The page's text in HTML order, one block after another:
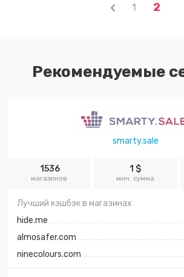
1 2
Рекомендуемые
smarty.sale
1536
магазинов
1 $
мин. сумма
Лучший кэшбэк в магазинах
hide.me
almosafer.com
ninecolours.com